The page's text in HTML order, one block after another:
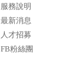
服務說明
最新消息
人才招募
FB粉絲團